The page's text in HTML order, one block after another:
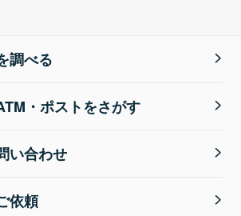
調べる
・ポストをさがす
い合わせ
依頼